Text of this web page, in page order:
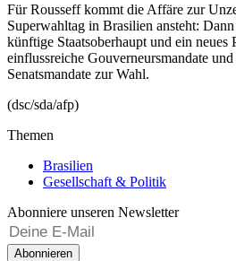
Für Rousseff kommt die Affäre zur
Superwahltag in Brasilien ansteht:
künftige Staatsoberhaupt und ein neues
einflussreiche Gouverneursmandate
Senatsmandate zur Wahl.
(dsc/sda/afp)
Themen
Brasilien
Gesellschaft & Politik
Abonniere unseren Newsletter
Abonnieren